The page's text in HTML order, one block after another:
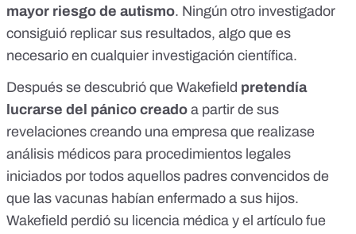
mayor riesgo de autismo. Ningún otro investigador
consiguió replicar sus resultados, algo que es
necesario en cualquier investigación científica.
Después se descubrió que Wakefield pretendía
lucrarse del pánico creado a partir de sus
revelaciones creando una empresa que realizase
análisis médicos para procedimientos legales
iniciados por todos aquellos padres convencidos de
que las vacunas habían enfermado a sus hijos.
Wakefield perdió su licencia médica y el artículo fue